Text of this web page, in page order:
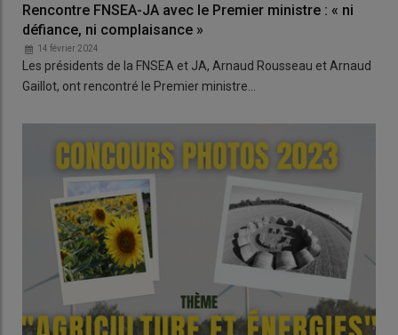
Rencontre FNSEA-JA avec le Premier ministre : « ni
défiance, ni complaisance »
14 février 2024
Les présidents de la FNSEA et JA, Arnaud Rousseau et Arnaud
Gaillot, ont rencontré le Premier ministre…